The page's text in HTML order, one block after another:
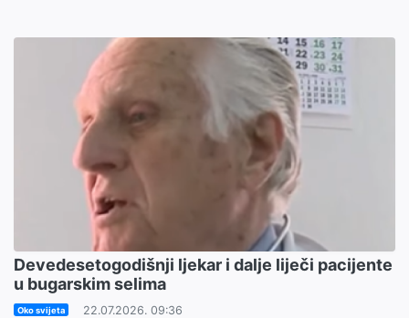
Devedesetogodišnji ljekar i dalje liječi pacijente
u bugarskim selima
Oko svijeta 22.07.2026. 09:36